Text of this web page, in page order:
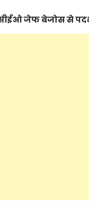
जेफ बेजोस से